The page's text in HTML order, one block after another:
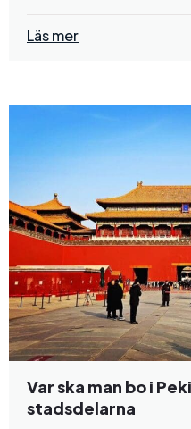
Läs mer
Var ska man bo i
stadsdelarna